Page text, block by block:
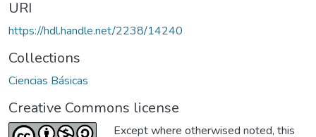
URI
https://hdl.handle.net/2238/14240
Collections
Ciencias Básicas
Creative Commons license
Except where otherwised noted, this